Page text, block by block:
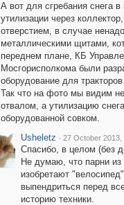
А вот для сгребания снега
утилизации через
отверстием, в случае
металлическими щитами,
переднем плане, КБ
Мосгорисполкома были
оборудование для
Так что на фото мы видим
отвалом, а утилизацию
оборудованной совком.
Usheletz · 27 October 2013,
Спасибо, в целом (без
Не думаю, что парни из
изобретают
выпендриться перед
историю техники.